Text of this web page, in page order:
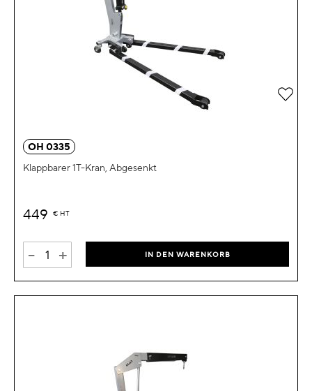
OH 0335
Klappbarer 1T-Kran, Abgesenkt
449 € HT
- + IN DEN WARENKORB
Zur